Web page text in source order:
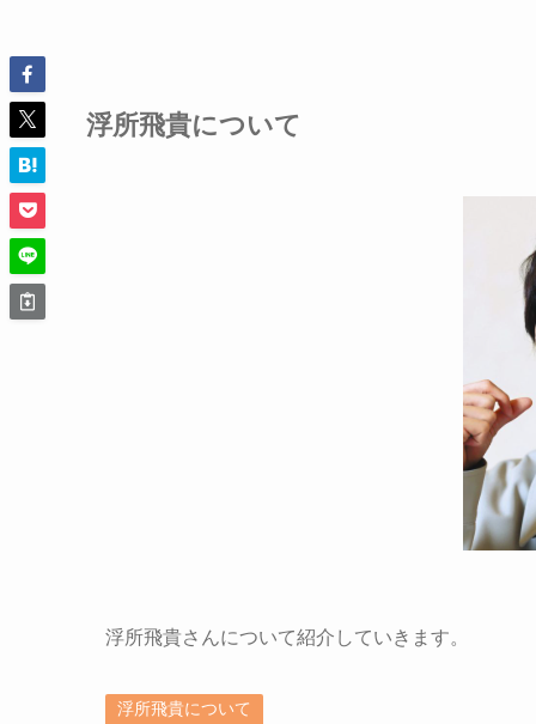
浮所飛貴について
浮所飛貴さんについて紹介していきます。
浮所飛貴について